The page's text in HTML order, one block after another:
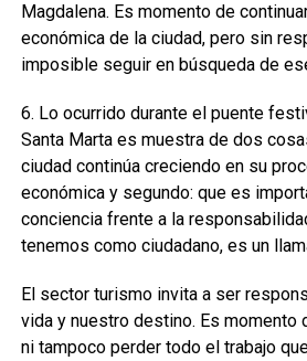
Magdalena. Es momento de
económica de la ciudad, pero sin
imposible seguir en búsqueda de
6. Lo ocurrido durante el puente
Santa Marta es muestra de dos
ciudad continúa creciendo en su
económica y segundo: que es
conciencia frente a la
tenemos como ciudadano, es un
El sector turismo invita a ser
vida y nuestro destino. Es momento
ni tampoco perder todo el trabajo